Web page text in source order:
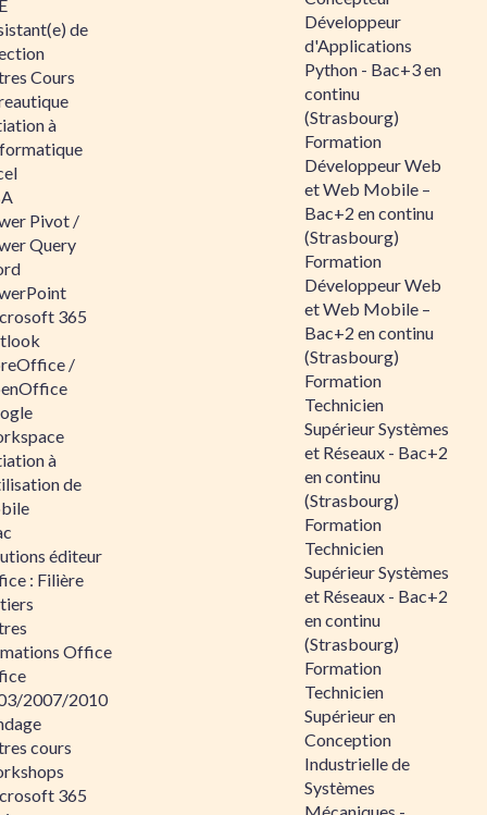
de
Cours
à
Pivot /
Query
365
/
à
de
éditeur
: Filière
Office
2007/2010
cours
365
Développeur
d'Applications
Python - Bac+3 en
continu
(Strasbourg)
Formation
Développeur Web
et Web Mobile –
Bac+2 en continu
(Strasbourg)
Formation
Développeur Web
et Web Mobile –
Bac+2 en continu
(Strasbourg)
Formation
Technicien
Supérieur Systèmes
et Réseaux - Bac+2
en continu
(Strasbourg)
Formation
Technicien
Supérieur Systèmes
et Réseaux - Bac+2
en continu
(Strasbourg)
Formation
Technicien
Supérieur en
Conception
Industrielle de
Systèmes